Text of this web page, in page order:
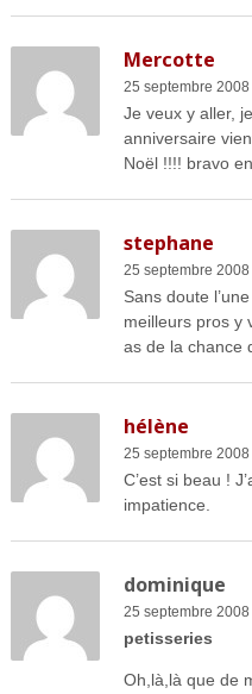
Mercotte
25 septembre 2008
Je veux y aller,
anniversaire
Noël !!!! bravo
stephane
25 septembre 2008
Sans doute
meilleurs pros y
as de la chance
hélène
25 septembre 2008
C’est si beau !
impatience.
dominique
25 septembre 2008
petisseries
Oh,là,là que de